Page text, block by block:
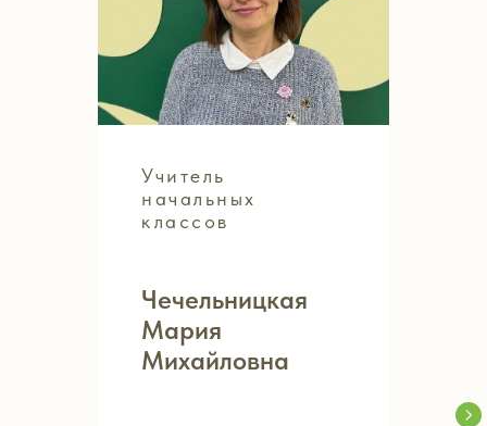
Учитель
начальных
классов
Чечельницкая
Мария
Михайловна